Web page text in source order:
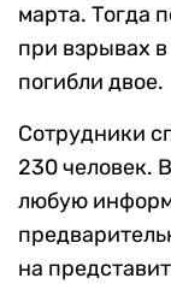
марта. Тогда
при взрывах
погибли двое.
Сотрудники
230 человек.
любую
на